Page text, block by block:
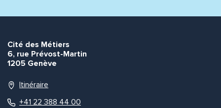
Cité des Métiers
6, rue Prévost-Martin
1205 Genève
Itinéraire
+41 22 388 44 00